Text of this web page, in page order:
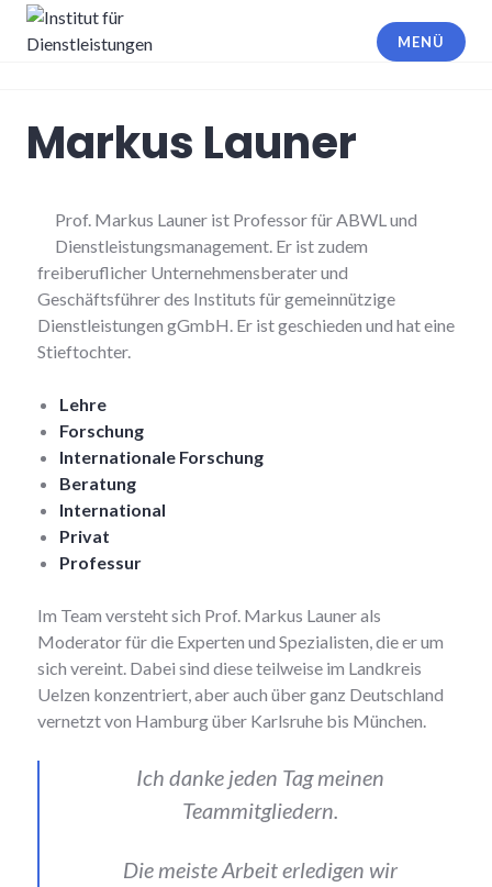
MENÜ
Markus Launer
Prof. Markus Launer ist Professor für ABWL und
Dienstleistungsmanagement. Er ist zudem
freiberuflicher Unternehmensberater und
Geschäftsführer des Instituts für gemeinnützige
Dienstleistungen gGmbH. Er ist geschieden und hat eine
Stieftochter.
Lehre
Forschung
Internationale Forschung
Beratung
International
Privat
Professur
Im Team versteht sich Prof. Markus Launer als
Moderator für die Experten und Spezialisten, die er um
sich vereint. Dabei sind diese teilweise im Landkreis
Uelzen konzentriert, aber auch über ganz Deutschland
vernetzt von Hamburg über Karlsruhe bis München.
Ich danke jeden Tag meinen
Teammitgliedern.
Die meiste Arbeit erledigen wir